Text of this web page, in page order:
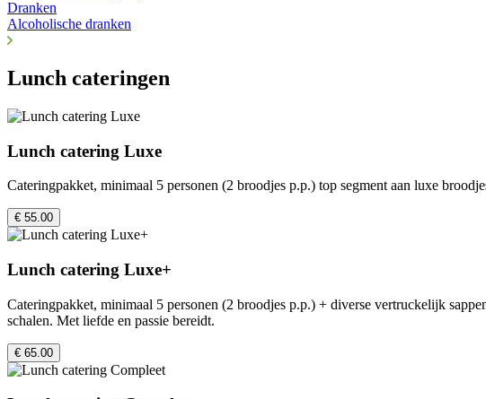
Dranken
Alcoholische dranken
Lunch cateringen
Lunch catering Luxe
Cateringpakket, minimaal 5 personen (2 broodjes p.p.) top segment aan luxe
€ 55.00
Lunch catering Luxe+
Cateringpakket, minimaal 5 personen (2 broodjes p.p.) + diverse vertruckelijk
schalen. Met liefde en passie bereidt.
€ 65.00